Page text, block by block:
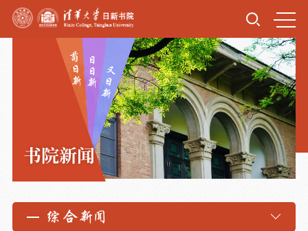
书院新闻
综合新闻